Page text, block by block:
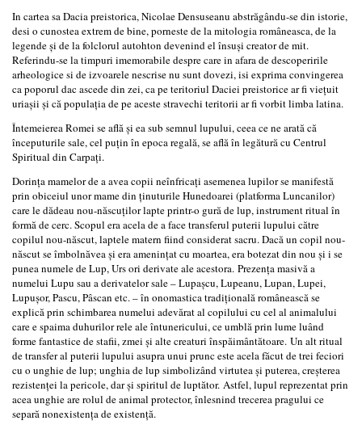
In cartea sa Dacia preistorica, Nicolae Densuseanu abstrăgându-se din istorie,
desi o cunostea extrem de bine, porneste de la mitologia româneasca, de la
legende și de la folclorul autohton devenind el însuși creator de mit.
Referindu-se la timpuri imemorabile despre care in afara de descoperirile
arheologice si de izvoarele nescrise nu sunt dovezi, isi exprima convingerea
ca poporul dac ascede din zei, ca pe teritoriul Daciei preistorice ar fi viețuit
uriașii și că populația de pe aceste stravechi teritorii ar fi vorbit limba latina.
Întemeierea Romei se află și ea sub semnul lupului, ceea ce ne arată că
începuturile sale, cel puțin în epoca regală, se află în legătură cu Centrul
Spiritual din Carpați.
Dorința mamelor de a avea copii neînfricați asemenea lupilor se manifestă
prin obiceiul unor mame din ținuturile Hunedoarei (platforma Luncanilor)
care le dădeau nou-născuților lapte printr-o gură de lup, instrument ritual în
formă de cerc. Scopul era acela de a face transferul puterii lupului către
copilul nou-născut, laptele matern fiind considerat sacru. Dacă un copil nou-
născut se îmbolnăvea și era amenințat cu moartea, era botezat din nou și i se
punea numele de Lup, Urs ori derivate ale acestora. Prezența masivă a
numelui Lupu sau a derivatelor sale – Lupașcu, Lupeanu, Lupan, Lupei,
Lupușor, Pascu, Pâscan etc. – în onomastica tradițională românească se
explică prin schimbarea numelui adevărat al copilului cu cel al animalului
care e spaima duhurilor rele ale întunericului, ce umblă prin lume luând
forme fantastice de stafii, zmei și alte creaturi înspăimântătoare. Un alt ritual
de transfer al puterii lupului asupra unui prunc este acela făcut de trei feciori
cu o unghie de lup; unghia de lup simbolizând virtutea și puterea, creșterea
rezistenței la pericole, dar și spiritul de luptător. Astfel, lupul reprezentat prin
acea unghie are rolul de animal protector, înlesnind trecerea pragului ce
separă nonexistența de existență.